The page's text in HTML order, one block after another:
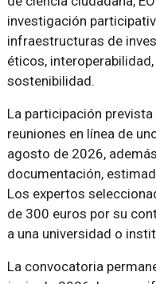
investigación
infraestructuras de
éticos,
sostenibilidad.
La participación
reuniones en línea de
agosto de 2026,
documentación,
Los expertos
de 300 euros por su
a una universidad o
La convocatoria